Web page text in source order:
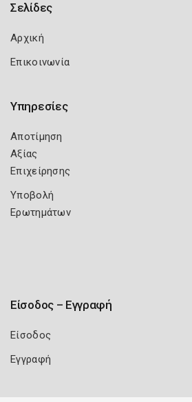
Σελίδες
Αρχική
Επικοινωνία
Υπηρεσίες
Αποτίμηση
Αξίας
Επιχείρησης
Υποβολή
Ερωτημάτων
Είσοδος – Εγγραφή
Είσοδος
Εγγραφή